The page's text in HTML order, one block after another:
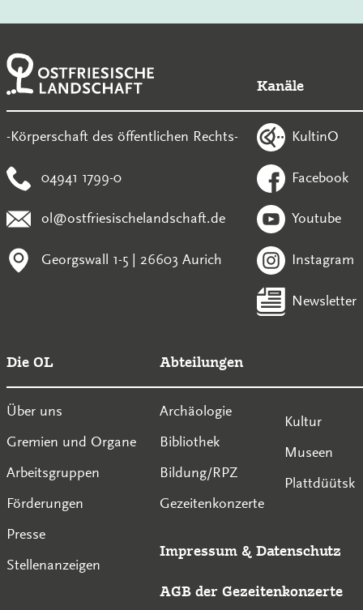
-Körperschaft des öffentlichen Rechts-
04941 1799-0
ol@ostfriesischelandschaft.de
Georgswall 1-5 | 26603 Aurich
Kanäle
KultinO
Facebook
Youtube
Instagram
Newsletter
Die OL
Über uns
Gremien und Organe
Arbeitsgruppen
Förderungen
Presse
Stellenanzeigen
Abteilungen
Archäologie
Bibliothek
Bildung/RPZ
Gezeitenkonzerte
Kultur
Museen
Plattdüütsk
Impressum & Datenschutz
AGB der Gezeitenkonzerte